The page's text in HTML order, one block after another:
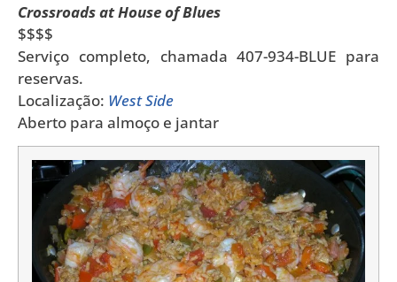
Crossroads at House of Blues
$$$$
Serviço completo, chamada 407-934-BLUE para
reservas.
Localização: West Side
Aberto para almoço e jantar